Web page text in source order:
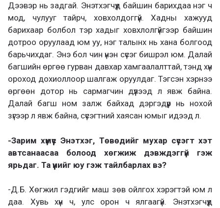
Дээвэр нь задгай. Энэтхэгчүүд байшин барихдаа нэг ч
мод, чулууг тайрч, ховхолдоггүй. Хадны хажууд
барихаар болбол тэр хадыг ховхлолгүйгээр байшин
дотроо оруулаад юм уу, нэг талынх нь хана болгоод
барьчихдаг. Энэ бол чин үнэн сүсэг бишрэл юм. Далай
багшийн өргөө гурван давхар хамгаалалттай, тэнд хүн
ороход дохиоллоор шалгаж оруулдаг. Тэгсэн хэрнээ
өргөөн дотор нь сармагчин дүүлээд л явж байна.
Далай багш ном залж байхад дэргэдүүр нь нохой
зүгээр л явж байна, сүсэгтний хаясан юмыг идээд л.
-Зарим хүмүүс Энэтхэг, Төвөдийг мухар сүсэгт хэт
автсанаасаа болоод хөгжиж дэвждэггүй гэж
ярьдаг. Та үүнийг юу гэж тайлбарлах вэ?
-Д.Б. Хөгжил гэдгийг маш зөв ойлгох хэрэгтэй юм л
даа. Хувь хүн ч, улс орон ч ялгаагүй. Энэтхэгчүүд